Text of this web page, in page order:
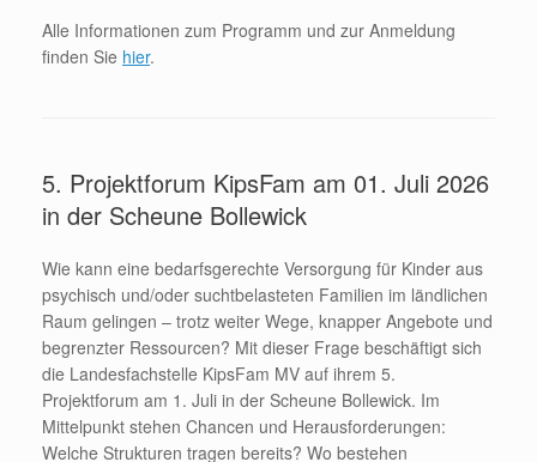
Alle Informationen zum Programm und zur Anmeldung
finden Sie hier.
5. Projektforum KipsFam am 01. Juli 2026
in der Scheune Bollewick
Wie kann eine bedarfsgerechte Versorgung für Kinder aus
psychisch und/oder suchtbelasteten Familien im ländlichen
Raum gelingen – trotz weiter Wege, knapper Angebote und
begrenzter Ressourcen? Mit dieser Frage beschäftigt sich
die Landesfachstelle KipsFam MV auf ihrem 5.
Projektforum am 1. Juli in der Scheune Bollewick. Im
Mittelpunkt stehen Chancen und Herausforderungen:
Welche Strukturen tragen bereits? Wo bestehen